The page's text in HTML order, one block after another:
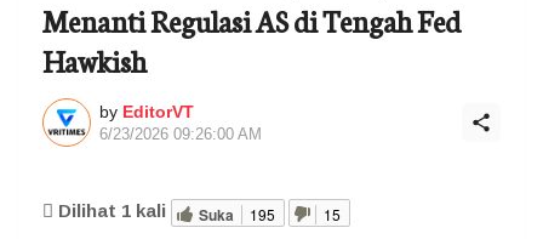
Menanti Regulasi AS di Tengah Fed
Hawkish
by EditorVT
6/23/2026 09:26:00 AM
Dilihat 1 kali Suka 195 15